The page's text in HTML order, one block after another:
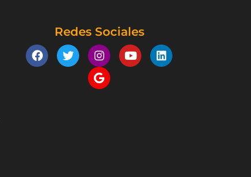
Redes Sociales